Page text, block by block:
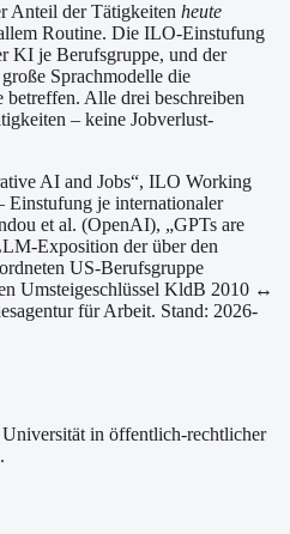
Anteil der Tätigkeiten heute
Routine. Die ILO-Einstufung
KI je Berufsgruppe, und der
Sprachmodelle die
Alle drei beschreiben
– keine Jobverlust-
AI and Jobs“, ILO Working
je internationaler
et al. (OpenAI), „GPTs are
Exposition der über den
US-Berufsgruppe
Umsteigeschlüssel KldB 2010 ↔
für Arbeit. Stand: 2026-
Universität in öffentlich-rechtlicher
.